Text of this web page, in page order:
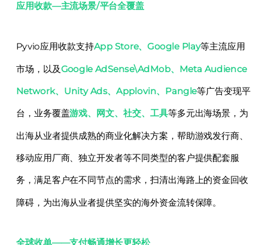
应用收款—主流场景/平台全覆盖
Pyvio应用收款支持App Store、Google Play等主流应用
市场，以及Google AdSense\AdMob、Meta Audience
Network、Unity Ads、Applovin、Pangle等广告变现平
台，业务覆盖游戏、网文、社交、工具等多元出海场景，为
出海从业者提供成熟的商业化解决方案，帮助游戏发行商、
移动应用厂商、独立开发者等不同类型的客户提供配套服
务，满足客户在不同节点的需求，扫清出海路上的资金回收
障碍，为出海从业者提供坚实的海外资金流转保障。